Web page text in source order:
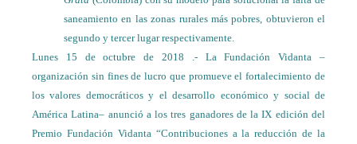
saneamiento en las zonas rurales más pobres, obtuvieron el
segundo y tercer lugar respectivamente.
Lunes 15 de octubre de 2018 .- La Fundación Vidanta –
organización sin fines de lucro que promueve el fortalecimiento de
los valores democráticos y el desarrollo económico y social de
América Latina– anunció a los tres ganadores de la IX edición del
Premio Fundación Vidanta “Contribuciones a la reducción de la